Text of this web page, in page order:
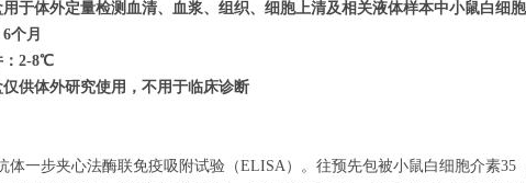
于体外定量检测血清、血浆、组织、细胞上清及相关液体样本中小鼠白细
个月
2-8℃
供体外研究使用，不用于临床诊断
体一步夹心法酶联免疫吸附试验（ELISA）。往预先包被小鼠白细胞介素35